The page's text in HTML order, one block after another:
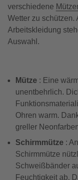
verschiedene
Wetter zu
Arbeitskleidung
Auswahl.
Mütze : Eine
unentbehrlich.
Ohren warm.
greller
Schirmmütze :
Schirmmütze
Schweißbänder
Feuchtigkeit ab.